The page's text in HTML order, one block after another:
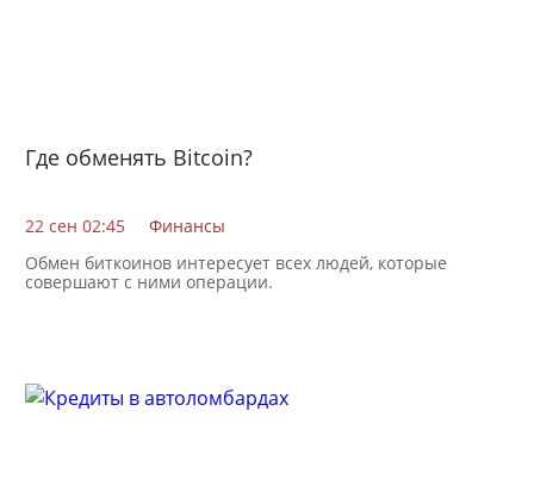
Где обменять Bitcoin?
22 сен 02:45
Финансы
Обмен биткоинов интересует всех людей, которые
совершают с ними операции.